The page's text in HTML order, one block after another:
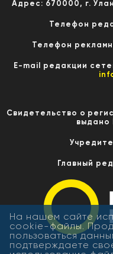
Адрес: 670000, г.
Телефон
Телефон
E-mail редакции
Свидетельство о
выдано
Главный
На нашем сайте
cookie-файлы.
пользоваться
подтверждаете